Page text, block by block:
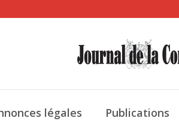
légales Publications